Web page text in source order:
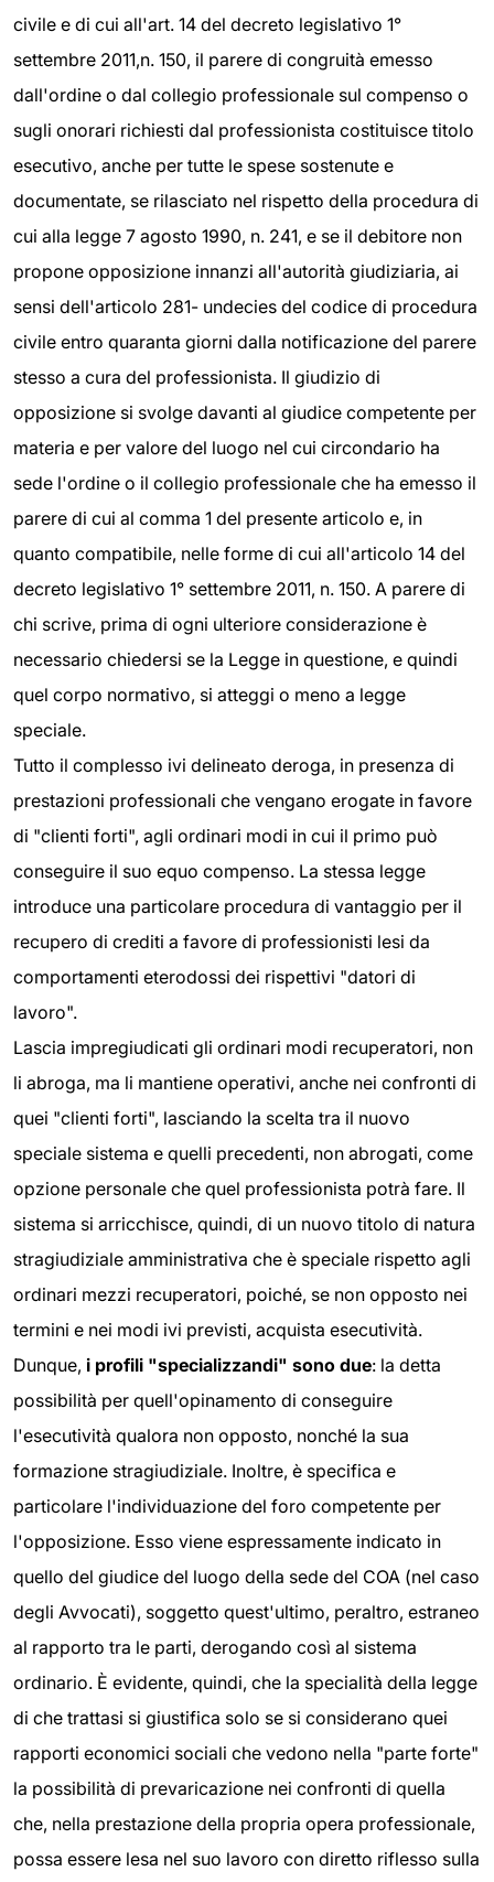
civile e di cui all'art. 14 del decreto legislativo 1°
settembre 2011,n. 150, il parere di congruità emesso
dall'ordine o dal collegio professionale sul compenso o
sugli onorari richiesti dal professionista costituisce titolo
esecutivo, anche per tutte le spese sostenute e
documentate, se rilasciato nel rispetto della procedura di
cui alla legge 7 agosto 1990, n. 241, e se il debitore non
propone opposizione innanzi all'autorità giudiziaria, ai
sensi dell'articolo 281- undecies del codice di procedura
civile entro quaranta giorni dalla notificazione del parere
stesso a cura del professionista. Il giudizio di
opposizione si svolge davanti al giudice competente per
materia e per valore del luogo nel cui circondario ha
sede l'ordine o il collegio professionale che ha emesso il
parere di cui al comma 1 del presente articolo e, in
quanto compatibile, nelle forme di cui all'articolo 14 del
decreto legislativo 1° settembre 2011, n. 150. A parere di
chi scrive, prima di ogni ulteriore considerazione è
necessario chiedersi se la Legge in questione, e quindi
quel corpo normativo, si atteggi o meno a legge
speciale.
Tutto il complesso ivi delineato deroga, in presenza di
prestazioni professionali che vengano erogate in favore
di "clienti forti", agli ordinari modi in cui il primo può
conseguire il suo equo compenso. La stessa legge
introduce una particolare procedura di vantaggio per il
recupero di crediti a favore di professionisti lesi da
comportamenti eterodossi dei rispettivi "datori di
lavoro".
Lascia impregiudicati gli ordinari modi recuperatori, non
li abroga, ma li mantiene operativi, anche nei confronti di
quei "clienti forti", lasciando la scelta tra il nuovo
speciale sistema e quelli precedenti, non abrogati, come
opzione personale che quel professionista potrà fare. Il
sistema si arricchisce, quindi, di un nuovo titolo di natura
stragiudiziale amministrativa che è speciale rispetto agli
ordinari mezzi recuperatori, poiché, se non opposto nei
termini e nei modi ivi previsti, acquista esecutività.
Dunque, i profili "specializzandi" sono due: la detta
possibilità per quell'opinamento di conseguire
l'esecutività qualora non opposto, nonché la sua
formazione stragiudiziale. Inoltre, è specifica e
particolare l'individuazione del foro competente per
l'opposizione. Esso viene espressamente indicato in
quello del giudice del luogo della sede del COA (nel caso
degli Avvocati), soggetto quest'ultimo, peraltro, estraneo
al rapporto tra le parti, derogando così al sistema
ordinario. È evidente, quindi, che la specialità della legge
di che trattasi si giustifica solo se si considerano quei
rapporti economici sociali che vedono nella "parte forte"
la possibilità di prevaricazione nei confronti di quella
che, nella prestazione della propria opera professionale,
possa essere lesa nel suo lavoro con diretto riflesso sulla